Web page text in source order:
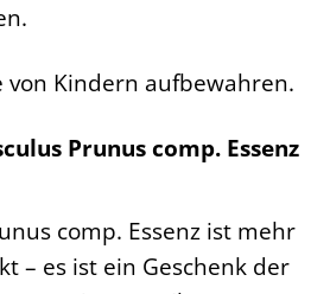
von Kindern aufbewahren.
Prunus comp. Essenz
comp. Essenz ist mehr
– es ist ein Geschenk der